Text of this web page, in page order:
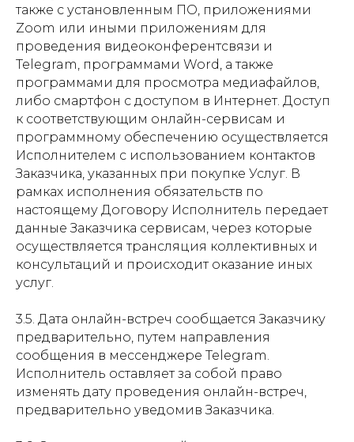
также с установленным ПО, приложениями
Zoom или иными приложениям для
проведения видеоконферентсвязи и
Telegram, программами Word, а также
программами для просмотра медиафайлов,
либо смартфон с доступом в Интернет. Доступ
к соответствующим онлайн-сервисам и
программному обеспечению осуществляется
Исполнителем с использованием контактов
Заказчика, указанных при покупке Услуг. В
рамках исполнения обязательств по
настоящему Договору Исполнитель передает
данные Заказчика сервисам, через которые
осуществляется трансляция коллективных и
консультаций и происходит оказание иных
услуг.
3.5. Дата онлайн-встреч сообщается Заказчику
предварительно, путем направления
сообщения в мессенджере Telegram.
Исполнитель оставляет за собой право
изменять дату проведения онлайн-встреч,
предварительно уведомив Заказчика.